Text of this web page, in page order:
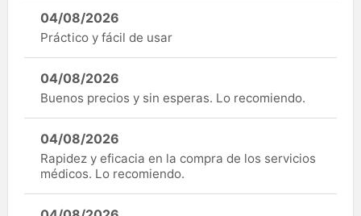
04/08/2026
Práctico y fácil de usar
04/08/2026
Buenos precios y sin esperas. Lo recomiendo.
04/08/2026
Rapidez y eficacia en la compra de los servicios
médicos. Lo recomiendo.